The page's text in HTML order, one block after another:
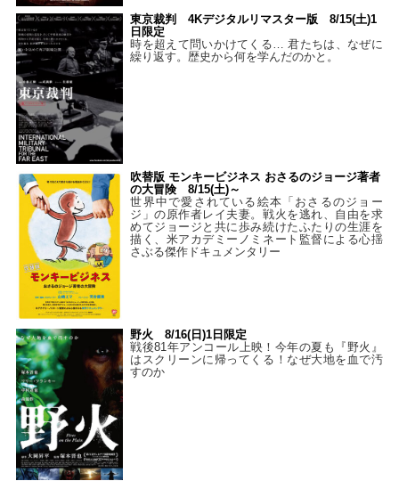
東京裁判 4Kデジタルリマスター版 8/15(土)1
日限定
時を超えて問いかけてくる… 君たちは、なぜに
繰り返す。歴史から何を学んだのかと。
吹替版 モンキービジネス おさるのジョージ著者
の大冒険 8/15(土)～
世界中で愛されている絵本「おさるのジョー
ジ」の原作者レイ夫妻。戦火を逃れ、自由を求
めてジョージと共に歩み続けたふたりの生涯を
描く、米アカデミーノミネート監督による心揺
さぶる傑作ドキュメンタリー
野火 8/16(日)1日限定
戦後81年アンコール上映！今年の夏も『野火』
はスクリーンに帰ってくる！なぜ大地を血で汚
すのか